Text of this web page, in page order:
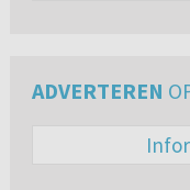
ADVERTEREN